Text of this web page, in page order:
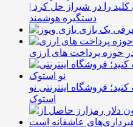
را در شیراز حل کرد |
دستگیره هوشمند
یک بازی
حوزه پرداخت های ارزی
فروشگاه اینترنتی نو
استوک